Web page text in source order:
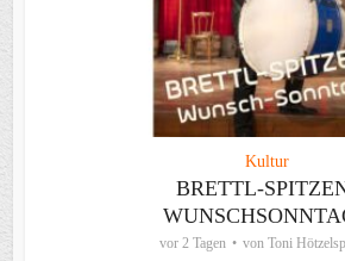
Kultur
BRETTL-
vor 2 Tagen von Toni